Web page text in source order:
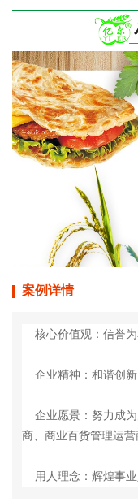
案例详情
核心价值观：信誉为
企业精神：和谐创
企业愿景：努力成为
商、商业百货管理运营
用人理念：辉煌事